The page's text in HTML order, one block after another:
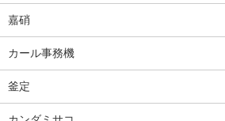
嘉硝
カール事務機
釜定